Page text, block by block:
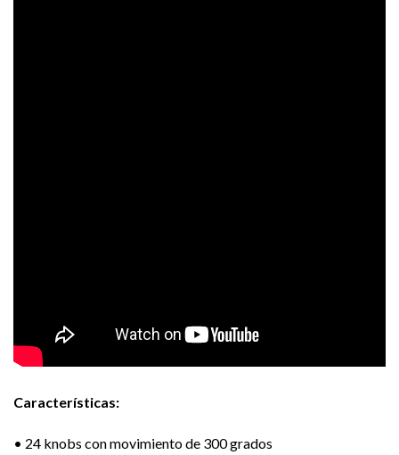
Características:
• 24 knobs con movimiento de 300 grados